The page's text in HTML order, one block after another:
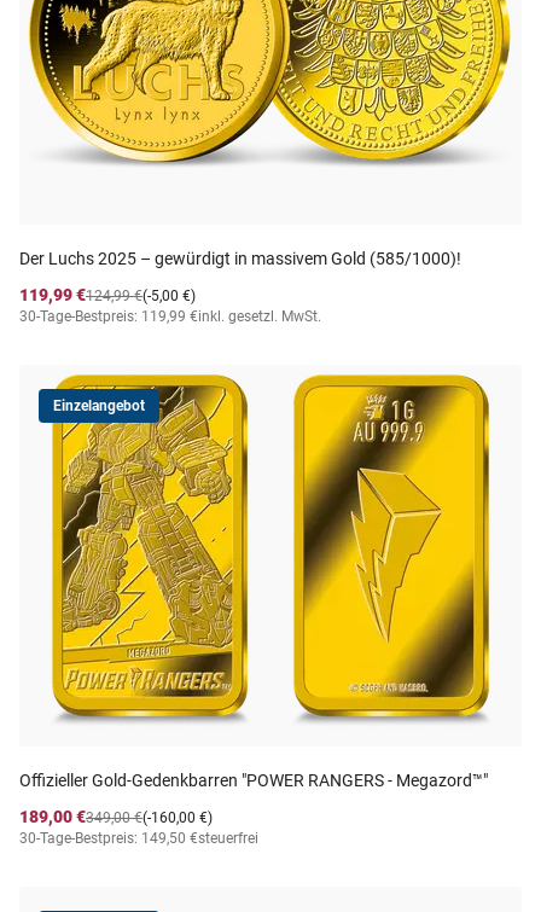
Der Luchs 2025 – gewürdigt in massivem Gold (585/1000)!
119,99 €
(-5,00 €)
124,99 €
30-Tage-Bestpreis: 119,99 €inkl. gesetzl. MwSt.
Einzelangebot
Offizieller Gold-Gedenkbarren "POWER RANGERS - Megazord™"
189,00 €
(-160,00 €)
349,00 €
30-Tage-Bestpreis: 149,50 €steuerfrei